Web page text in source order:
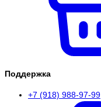
Поддержка
+7 (918) 988-97-99